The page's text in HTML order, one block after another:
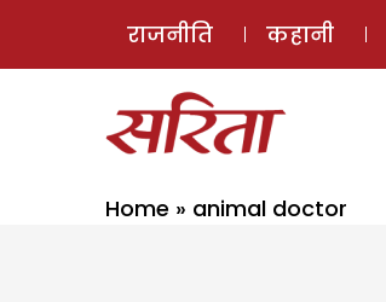
राजनीति कहानी
Home » animal doctor